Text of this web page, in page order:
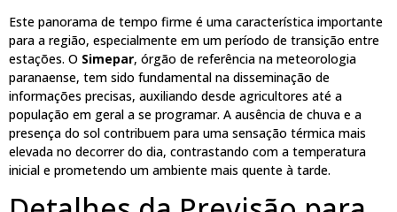
Este panorama de tempo firme é uma característica importante
para a região, especialmente em um período de transição entre
estações. O Simepar, órgão de referência na meteorologia
paranaense, tem sido fundamental na disseminação de
informações precisas, auxiliando desde agricultores até a
população em geral a se programar. A ausência de chuva e a
presença do sol contribuem para uma sensação térmica mais
elevada no decorrer do dia, contrastando com a temperatura
inicial e prometendo um ambiente mais quente à tarde.